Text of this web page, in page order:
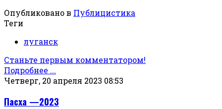
Опубликовано в Публицистика
Теги
луганск
Станьте первым комментатором!
Подробнее ...
Четверг, 20 апреля 2023 08:53
Пасха —2023